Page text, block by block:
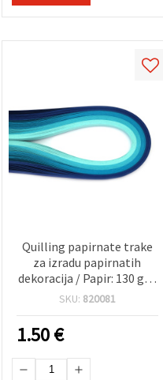
Quilling papirnate trake
za izradu papirnatih
dekoracija / Papir: 130 g; 6
mm, 35 cm – 5 nijansi
SKU: 820081
1.50€